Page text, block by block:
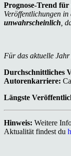
Prognose-Trend für
Veröffentlichungen in
unwahrscheinlich ,
Für das aktuelle
Durchschnittliches
Autorenkarriere:
Längste
Hinweis: Weitere
Aktualität findest du